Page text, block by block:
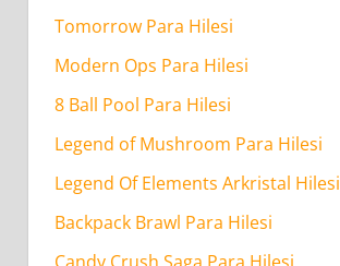
(Çip)
Kadar
Sürede
Tamamlanır?
Tomorrow Para Hilesi
Modern Ops Para Hilesi
8 Ball Pool Para Hilesi
Legend of Mushroom Para Hilesi
Legend Of Elements Arkristal Hilesi
Backpack Brawl Para Hilesi